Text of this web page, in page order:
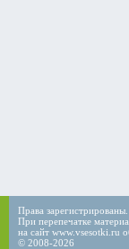
Права зарегистрированы.
При перепечатке
на сайт www.vsesotki.ru
© 2008-2026